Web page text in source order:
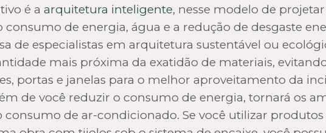
é aarquitetura inteligente, nesse modelo de
de energia, água e a redução de desgaste
de especialistas em arquitetura sustentável ou
mais próxima da exatidão de materiais,
portas e janelas para o melhor aproveitamento da
de você reduzir o consumo de energia, tornará os
consumo de ar-condicionado. Se você utilizar